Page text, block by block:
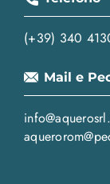
(+39) 340
Mail e